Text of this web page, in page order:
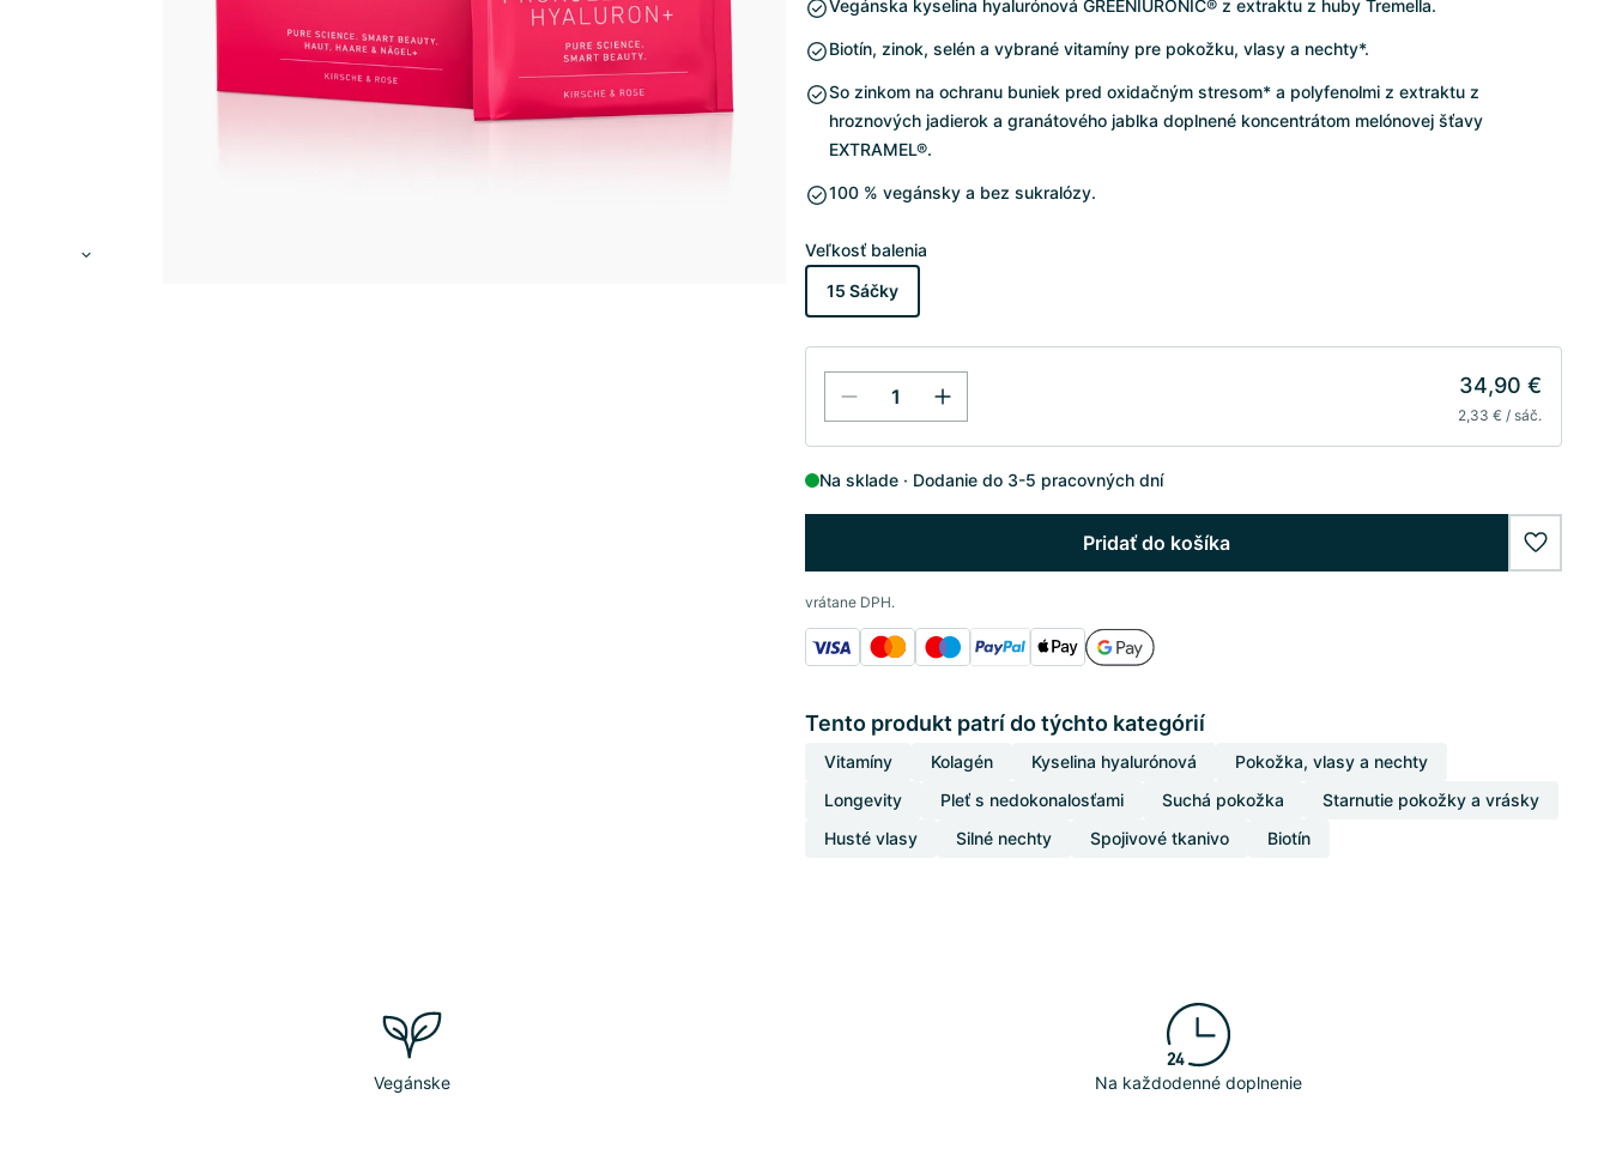
Vegánska kyselina hyalurónová GREENIURONIC® z extraktu z huby Tremella.
Biotín, zinok, selén a vybrané vitamíny pre pokožku, vlasy a nechty*.
So zinkom na ochranu buniek pred oxidačným stresom* a polyfenolmi z extraktu z
hroznových jadierok a granátového jablka doplnené koncentrátom melónovej šťavy
EXTRAMEL®.
100 % vegánsky a bez sukralózy.
Veľkosť balenia
15 Sáčky
34,90 €
2,33 € / sáč.
Na sklade Dodanie do 3-5 pracovných dní
Pridať do košíka
vrátane DPH.
Tento produkt patrí do týchto kategórií
Vitamíny Kolagén Kyselina hyalurónová
Pokožka, vlasy a nechty
Longevity
Pleť s nedokonalosťami Suchá pokožka
Starnutie pokožky a vrásky
Husté vlasy
Silné nechty Spojivové tkanivo Biotín
Vegánske Na každodenné doplnenie